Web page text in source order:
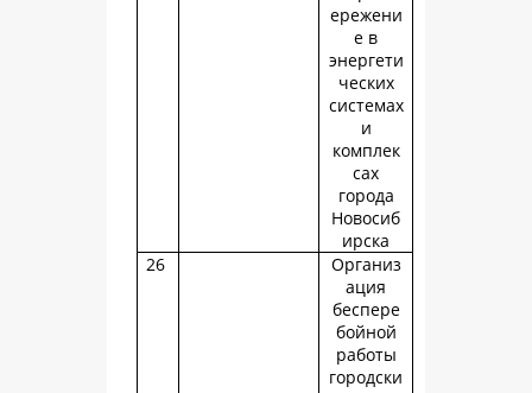
ережени
е в
энергети
ческих
системах
и
комплек
сах
города
Новосиб
ирска
26
Организ
ация
беспере
бойной
работы
городски